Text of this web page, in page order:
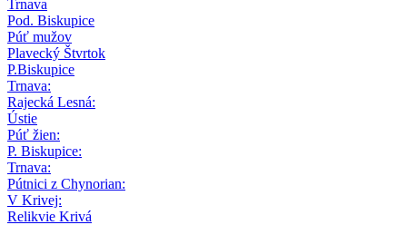
Trnava
Pod. Biskupice
Púť mužov
Plavecký Štvrtok
P.Biskupice
Trnava:
Rajecká Lesná:
Ústie
Púť žien:
P. Biskupice:
Trnava:
Pútnici z Chynorian:
V Krivej:
Relikvie Krivá